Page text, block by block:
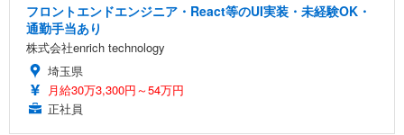
フロントエンドエンジニア・React等のUI実装・未経験OK・
通勤手当あり
株式会社enrich technology
埼玉県
月給30万3,300円～54万円
正社員